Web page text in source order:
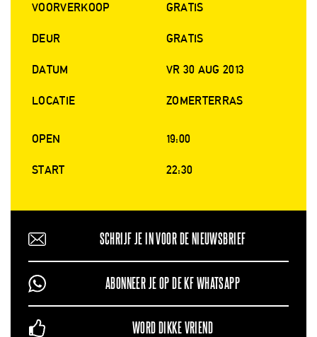
VOORVERKOOP GRATIS
DEUR GRATIS
DATUM VR 30 AUG 2013
LOCATIE ZOMERTERRAS
OPEN 19:00
START 22:30
SCHRIJF JE IN VOOR DE NIEUWSBRIEF
ABONNEER JE OP DE KF WHATSAPP
WORD DIKKE VRIEND